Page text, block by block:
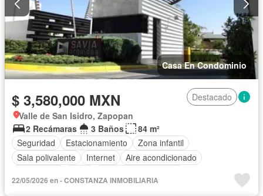
Casa En Condominio
$ 3,580,000 MXN
Destacado
Valle de San Isidro, Zapopan
2 Recámaras
3 Baños
84 m²
Seguridad
Estacionamiento
Zona infantil
Sala polivalente
Internet
Aire acondicionado
Caseta de vigilancia
Conserje Wifi
22/05/2026 en - CONSTANZA INMOBILIARIA